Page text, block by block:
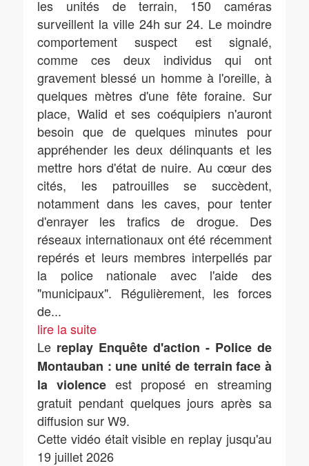
les unités de terrain, 150 caméras
surveillent la ville 24h sur 24. Le moindre
comportement suspect est signalé,
comme ces deux individus qui ont
gravement blessé un homme à l'oreille, à
quelques mètres d'une fête foraine. Sur
place, Walid et ses coéquipiers n'auront
besoin que de quelques minutes pour
appréhender les deux délinquants et les
mettre hors d'état de nuire. Au cœur des
cités, les patrouilles se succèdent,
notamment dans les caves, pour tenter
d'enrayer les trafics de drogue. Des
réseaux internationaux ont été récemment
repérés et leurs membres interpellés par
la police nationale avec l'aide des
"municipaux". Régulièrement, les forces
de...
lire la suite
Le replay Enquête d'action - Police de
Montauban : une unité de terrain face à
la violence est proposé en streaming
gratuit pendant quelques jours après sa
diffusion sur W9.
Cette vidéo était visible en replay jusqu'au
19 juillet 2026